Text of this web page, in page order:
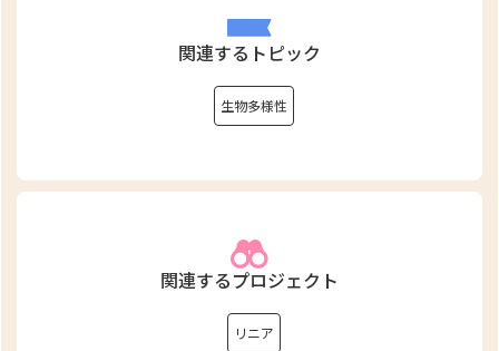
関連するトピック
生物多様性
関連するプロジェクト
リニア